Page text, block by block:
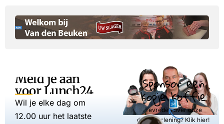
Meld je aan
voor Lunch24
Wil je elke dag om
12.00 uur het laatste
Sponsor een
kopje koffie
Tevreden over onze
dienstverlening? Klik hier!